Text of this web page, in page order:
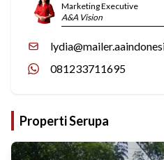
Marketing Executive
A&A Vision
081233711695
Properti Serupa